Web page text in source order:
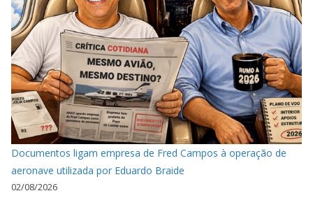
Documentos ligam empresa de Fred Campos à operação de
aeronave utilizada por Eduardo Braide
02/08/2026